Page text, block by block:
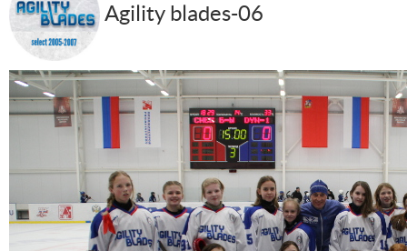
Agility blades-06